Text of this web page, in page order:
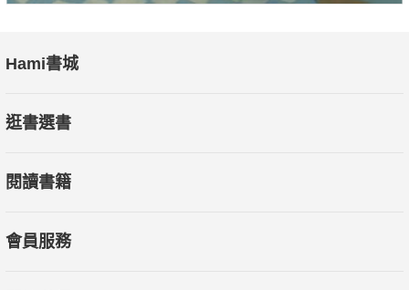
Hami書城
逛書選書
閱讀書籍
會員服務